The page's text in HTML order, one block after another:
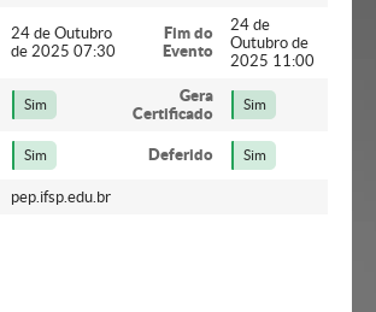
24 de Outubro
de 2025 07:30
Fim do
Evento
24 de
Outubro de
2025 11:00
Sim
Gera
Certificado
Sim
Sim Deferido Sim
pep.ifsp.edu.br